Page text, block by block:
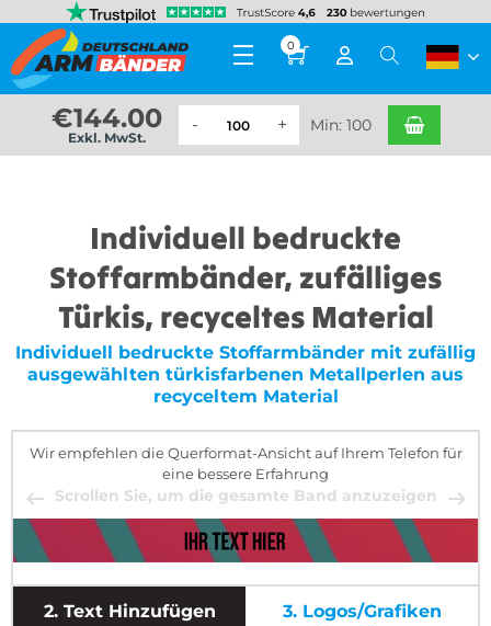
0
€144.00
Exkl. MwSt.
Min: 100
Individuell bedruckte
Stoffarmbänder, zufälliges
Türkis, recyceltes Material
Individuell bedruckte Stoffarmbänder mit zufällig
ausgewählten türkisfarbenen Metallperlen aus
recyceltem Material
Wir empfehlen die Querformat-Ansicht auf Ihrem Telefon für
eine bessere Erfahrung
Scrollen Sie, um die gesamte Band anzuzeigen
2. Text Hinzufügen 3. Logos/Grafiken